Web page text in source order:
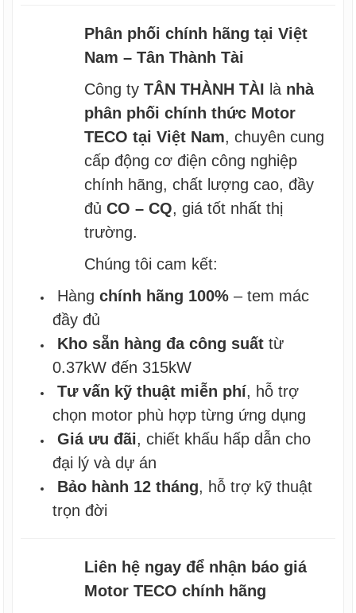
Phân phối chính hãng tại Việt
Nam – Tân Thành Tài
Công tyTÂN THÀNH TÀI là nhà
phân phối chính thức Motor
TECO tại Việt Nam, chuyên cung
cấp động cơ điện công nghiệp
chính hãng, chất lượng cao, đầy
đủCO – CQ, giá tốt nhất thị
trường.
Chúng tôi cam kết:
Hàngchính hãng 100% – tem mác
đầy đủ
Kho sẵn hàng đa công suất từ
0.37kW đến 315kW
Tư vấn kỹ thuật miễn phí, hỗ trợ
chọn motor phù hợp từng ứng dụng
Giá ưu đãi, chiết khấu hấp dẫn cho
đại lý và dự án
Bảo hành 12 tháng, hỗ trợ kỹ thuật
trọn đời
Liên hệ ngay để nhận báo giá
Motor TECO chính hãng